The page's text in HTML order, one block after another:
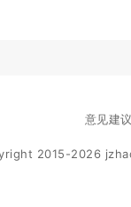
意见建
2015-2026